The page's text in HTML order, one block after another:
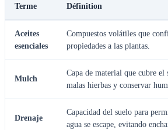
Terme Définition
Aceites
esenciales
Compuestos volátiles que
propiedades a las plantas.
Mulch
Capa de material que cubre el
malas hierbas y conservar
Drenaje
Capacidad del suelo para
agua se escape, evitando